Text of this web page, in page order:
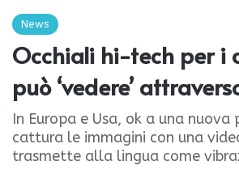
News
Occhiali hi-tech per i
può ‘vedere’
In Europa e Usa, ok a una nuova
cattura le immagini con una
trasmette alla lingua come